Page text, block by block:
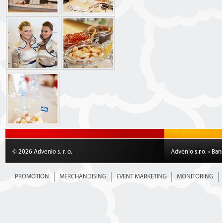
© 2026 Advenio s. r. o. Advenio s.r.o. •
PROMOTION MERCHANDISING EVENT MARKETING MONITORING